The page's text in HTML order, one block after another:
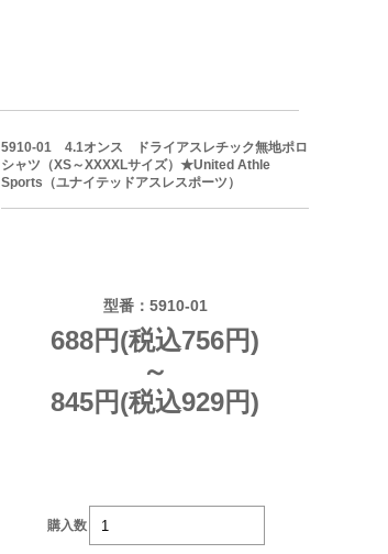
5910-01 4.1オンス ドライアスレチック無地ポロ
シャツ（XS～XXXXLサイズ）★United Athle
Sports（ユナイテッドアスレスポーツ）
型番：5910-01
688円(税込756円)
～
845円(税込929円)
購入数